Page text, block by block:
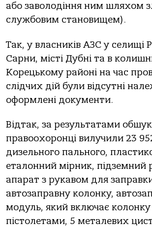
або заволодіння ним шляхом
службовим становищем).
Так, у власників АЗС у селищі
Сарни, місті Дубні та в
Корецькому районі на час
слідчих дій були відсутні
оформлені документи.
Відтак, за результатами
правоохоронці вилучили 23
дизельного пального,
еталонний мірник, підземний
апарат з рукавом для
автозаправну колонку,
модуль, який включає
пістолетами, 5 металевих